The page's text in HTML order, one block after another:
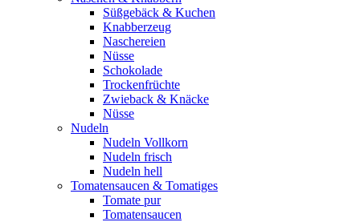
Süßgebäck & Kuchen
Knabberzeug
Naschereien
Nüsse
Schokolade
Trockenfrüchte
Zwieback & Knäcke
Nüsse
Nudeln
Nudeln Vollkorn
Nudeln frisch
Nudeln hell
Tomatensaucen & Tomatiges
Tomate pur
Tomatensaucen